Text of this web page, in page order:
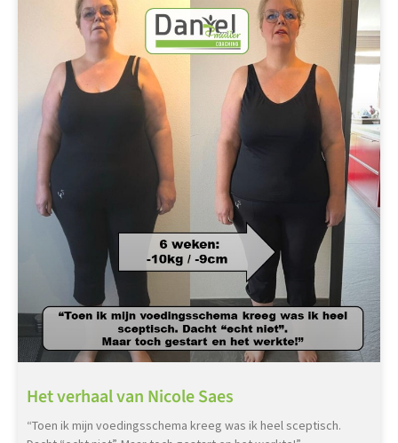
Het verhaal van Nicole Saes
“Toen ik mijn voedingsschema kreeg was ik heel sceptisch.